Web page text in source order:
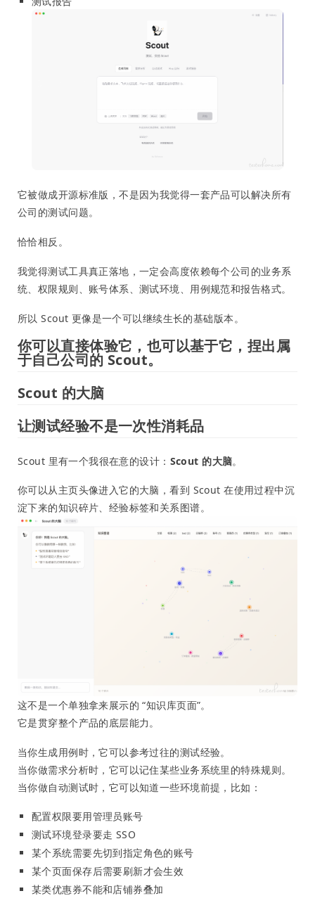
它被做成开源标准版，不是因为我觉得一套产品可以解决所有
公司的测试问题。
恰恰相反。
我觉得测试工具真正落地，一定会高度依赖每个公司的业务系
统、权限规则、账号体系、测试环境、用例规范和报告格式。
所以 Scout 更像是一个可以继续生长的基础版本。
你可以直接体验它，也可以基于它，捏出属
于自己公司的 Scout。
Scout 的大脑
让测试经验不是一次性消耗品
Scout 里有一个我很在意的设计： Scout 的大脑。
你可以从主页头像进入它的大脑，看到 Scout 在使用过程中沉
淀下来的知识碎片、经验标签和关系图谱。
这不是一个单独拿来展示的 “知识库页面”。
它是贯穿整个产品的底层能力。
当你生成用例时，它可以参考过往的测试经验。
当你做需求分析时，它可以记住某些业务系统里的特殊规则。
当你做自动测试时，它可以知道一些环境前提，比如：
配置权限要用管理员账号
测试环境登录要走 SSO
某个系统需要先切到指定角色的账号
某个页面保存后需要刷新才会生效
某类优惠券不能和店铺券叠加